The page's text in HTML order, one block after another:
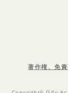
著作権、免